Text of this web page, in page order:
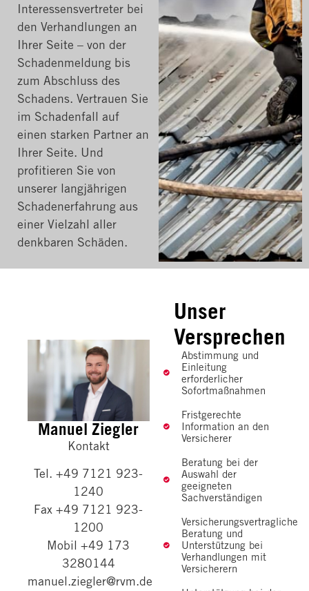
Interessensvertreter bei
den Verhandlungen an
Ihrer Seite – von der
Schadenmeldung bis
zum Abschluss des
Schadens. Vertrauen Sie
im Schadenfall auf
einen starken Partner an
Ihrer Seite. Und
profitieren Sie von
unserer langjährigen
Schadenerfahrung aus
einer Vielzahl aller
denkbaren Schäden.
Manuel Ziegler
Kontakt
Tel. +49 7121 923-
1240
Fax +49 7121 923-
1200
Mobil +49 173
3280144
manuel.ziegler@rvm.de
Unser
Versprechen
Abstimmung und
Einleitung
erforderlicher
Sofortmaßnahmen
Fristgerechte
Information an den
Versicherer
Beratung bei der
Auswahl der
geeigneten
Sachverständigen
Versicherungsvertragliche
Beratung und
Unterstützung bei
Verhandlungen mit
Versicherern